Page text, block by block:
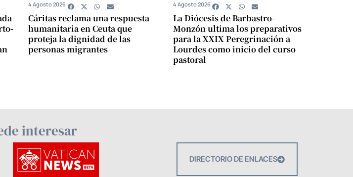
Cáritas reclama una respuesta
humanitaria en Ceuta que
proteja la dignidad de las
personas migrantes
4 Agosto 2026
La Diócesis de Barbastro-
Monzón ultima los preparativos
para la XXIX Peregrinación a
Lourdes como inicio del curso
pastoral
4 Agosto 2026
interesar
DIRECTORIO DE ENLACES